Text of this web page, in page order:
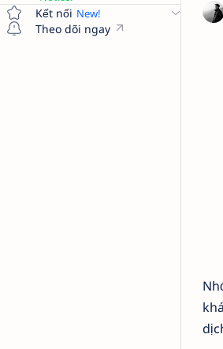
Kết nối
Theo dõi ngay